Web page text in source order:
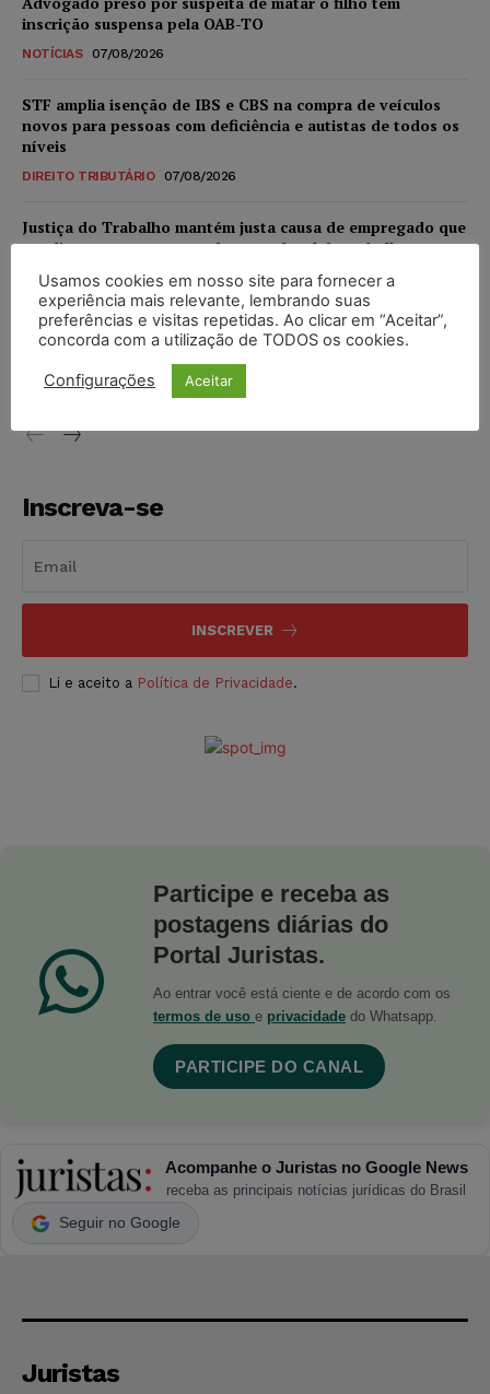
inscrição suspensa pela OAB-TO
NOTÍCIAS 07/08/2026
STF amplia isenção de IBS e CBS na compra de veículos
novos para pessoas com deficiência e autistas de todos os
níveis
DIREITO TRIBUTÁRIO 07/08/2026
Justiça do Trabalho mantém justa causa de empregado que
vendia canetas emagrecedoras no local de trabalho
NOTÍCIAS 07/08/2026
Justiça de SP decreta prisão de suspeito investigado na
morte de advogado
NOTÍCIAS 07/08/2026
Inscreva-se
INSCREVER
Li e aceito a Política de Privacidade.
Participe e receba as
postagens diárias do
Portal Juristas.
Ao entrar você está ciente e de acordo com os
termos de uso e privacidade do Whatsapp.
PARTICIPE DO CANAL
Acompanhe o Juristas no Google News
receba as principais notícias jurídicas do Brasil
Seguir no Google
Juristas
Usamos cookies em nosso site para fornecer a
experiência mais relevante, lembrando suas
preferências e visitas repetidas. Ao clicar em “Aceitar”,
concorda com a utilização de TODOS os cookies.
Configurações Aceitar